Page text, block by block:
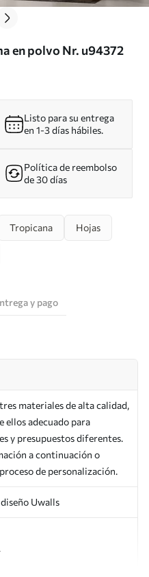
en polvo Nr. u94372
Listo para su entrega
en 1-3 días hábiles.
Política de reembolso
de 30 días
Tropicana Hojas
y pago
materiales de alta calidad,
ellos adecuado para
y presupuestos diferentes.
a continuación o
de personalización.
Uwalls